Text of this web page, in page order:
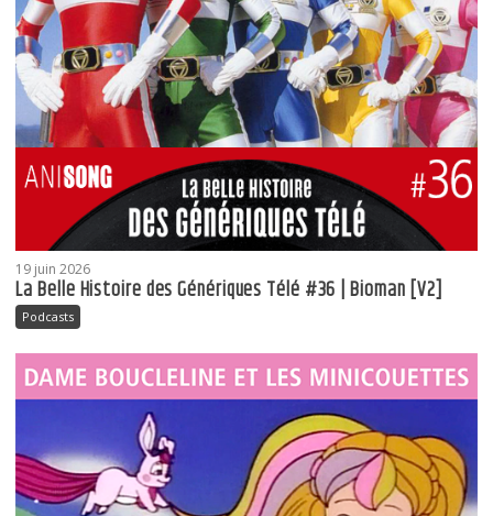
19 juin 2026
La Belle Histoire des Génériques Télé #36 | Bioman [V2]
Podcasts